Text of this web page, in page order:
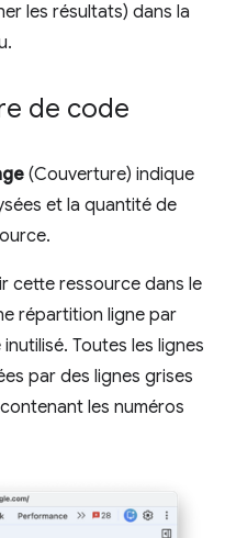
les résultats) dans la
de code
(Couverture) indique
et la quantité de
cette ressource dans le
répartition ligne par
Toutes les lignes
par des lignes grises
les numéros